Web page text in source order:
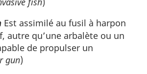
Est assimilé au fusil à harpon
autre qu’une arbalète ou un
de propulser un
gun)